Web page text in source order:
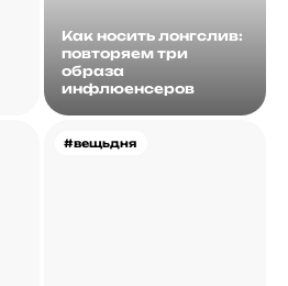
Как носить лонгслив:
повторяем три
образа
инфлюенсеров
#вещьдня